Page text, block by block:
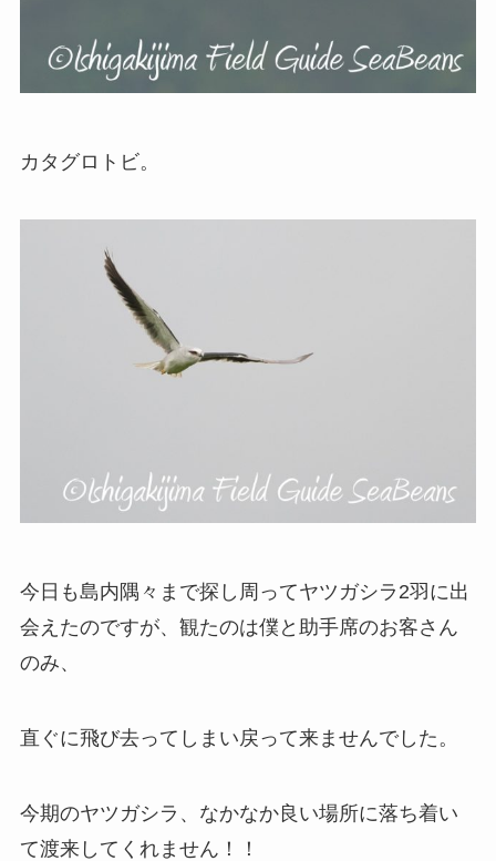
カタグロトビ。
今日も島内隅々まで探し周ってヤツガシラ2羽に出
会えたのですが、観たのは僕と助手席のお客さん
のみ、
直ぐに飛び去ってしまい戻って来ませんでした。
今期のヤツガシラ、なかなか良い場所に落ち着い
て渡来してくれません！！